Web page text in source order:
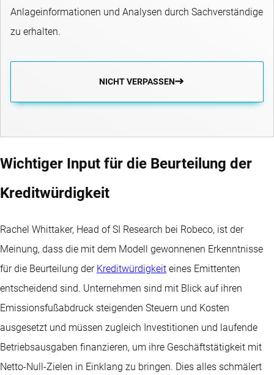
Anlageinformationen und Analysen durch Sachverständige
zu erhalten.
NICHT VERPASSEN
Wichtiger Input für die Beurteilung der
Kreditwürdigkeit
Rachel Whittaker, Head of SI Research bei Robeco, ist der
Meinung, dass die mit dem Modell gewonnenen Erkenntnisse
für die Beurteilung der Kreditwürdigkeit eines Emittenten
entscheidend sind. Unternehmen sind mit Blick auf ihren
Emissionsfußabdruck steigenden Steuern und Kosten
ausgesetzt und müssen zugleich Investitionen und laufende
Betriebsausgaben finanzieren, um ihre Geschäftstätigkeit mit
Netto-Null-Zielen in Einklang zu bringen. Dies alles schmälert